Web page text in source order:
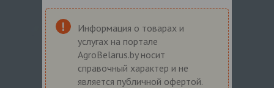
Информация о товарах и
услугах на портале
AgroBelarus.by носит
справочный характер и не
является публичной офертой.